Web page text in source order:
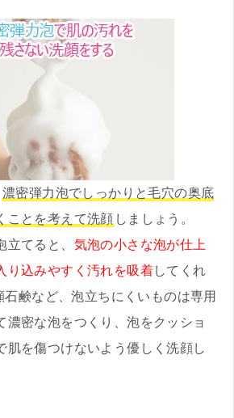
濃密弾力泡でしっかりと毛穴の奥底
ことを考えて洗顔 しましょう。
てると、 気泡の小さな泡が仕上
り込みやすく汚れを吸着してくれ
鹸など、泡立ちにくいものは専用
濃密な泡をつくり、泡をクッショ
肌を傷つけないよう優しく洗顔し